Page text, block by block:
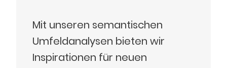
Mit unseren semantischen
Umfeldanalysen bieten wir
Inspirationen für neuen